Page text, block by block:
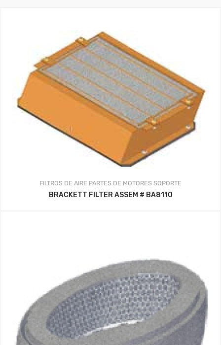
FILTROS DE AIRE PARTES DE MOTORES SOPORTE
BRACKETT FILTER ASSEM # BA8110